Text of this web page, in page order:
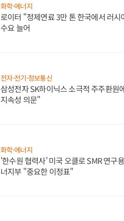
화학·에너지
로이터 "정제연료 3만 톤 한국에서 러
수요 늘어
전자·전기·정보통신
삼성전자 SK하이닉스 소극적 주주환원
지속성 의문"
화학·에너지
'한수원 협력사' 미국 오클로 SMR 연구
너지부 "중요한 이정표"